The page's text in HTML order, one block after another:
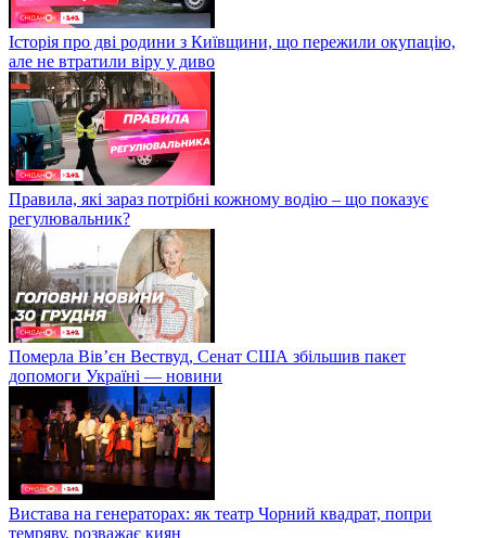
Історія про дві родини з Київщини, що пережили окупацію,
але не втратили віру у диво
Правила, які зараз потрібні кожному водію – що показує
регулювальник?
Померла Вівʼєн Вествуд, Сенат США збільшив пакет
допомоги Україні — новини
Вистава на генераторах: як театр Чорний квадрат, попри
темряву, розважає киян